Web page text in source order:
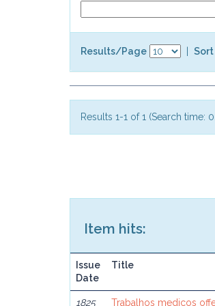
Results/Page
Results 1-1 of 1 (Search time:
Item hits:
Issue
Date
Title
1825 Trabalhos medicos